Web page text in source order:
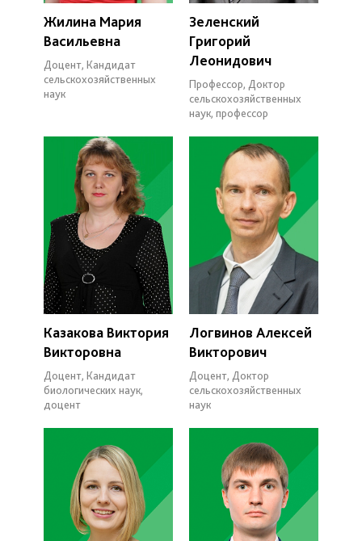
Жилина Мария
Васильевна
Доцент, Кандидат
сельскохозяйственных
наук
Зеленский
Григорий
Леонидович
Профессор, Доктор
сельскохозяйственных
наук, профессор
Казакова Виктория
Викторовна
Доцент, Кандидат
биологических наук,
доцент
Логвинов Алексей
Викторович
Доцент, Доктор
сельскохозяйственных
наук